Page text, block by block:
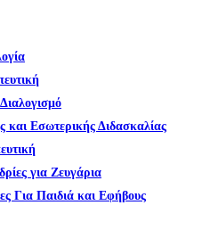
και Εσωτερικής Διδασκαλίας
για Ζευγάρια
Για Παιδιά και Εφήβους